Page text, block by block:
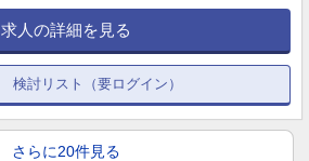
求人の詳細を見る
検討リスト（要ログイン）
さらに20件見る